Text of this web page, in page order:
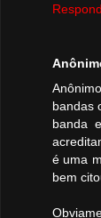
bandas
banda
é uma
bem